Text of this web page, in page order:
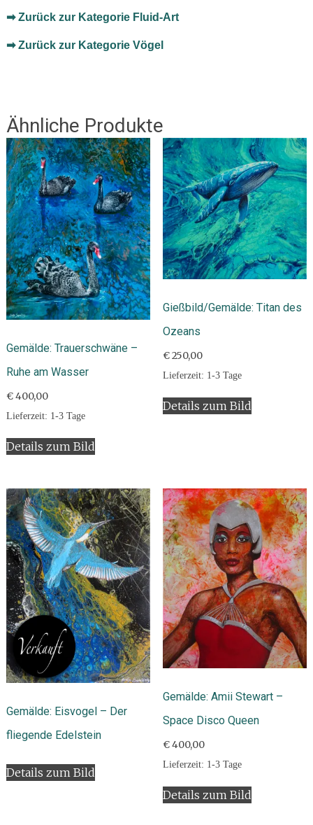
➡ Zurück zur Kategorie Fluid-Art
➡ Zurück zur Kategorie Vögel
Ähnliche Produkte
Gemälde: Trauerschwäne –
Ruhe am Wasser
€400,00
Lieferzeit: 1-3 Tage
Details zum Bild
Gießbild/Gemälde: Titan des
Ozeans
€250,00
Lieferzeit: 1-3 Tage
Details zum Bild
Gemälde: Eisvogel – Der
fliegende Edelstein
Details zum Bild
Gemälde: Amii Stewart –
Space Disco Queen
€400,00
Lieferzeit: 1-3 Tage
Details zum Bild